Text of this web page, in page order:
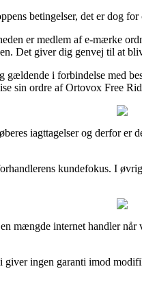
betingelser, det er dog
er medlem af e-mærke
Det giver dig genvej til at
i forbindelse med
sin ordre af Ortovox Free
iagttagelser og derfor
kundefokus. I
mængde internet handler
ingen garanti imod